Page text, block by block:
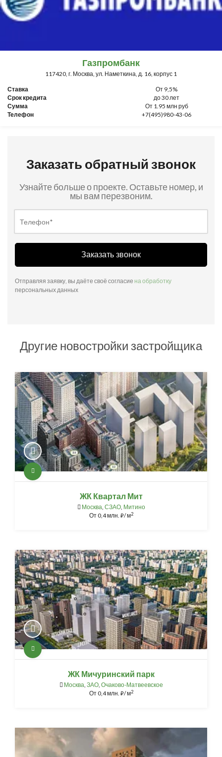
Газпромбанк
117420, г. Москва, ул. Наметкина, д. 16, корпус 1
Ставка
От 9,5%
Срок кредита
до 30 лет
Сумма
От 1.95 млн руб
Телефон
+7(495)980-43-06
Заказать обратный звонок
Узнайте больше о проекте. Оставьте номер, и
мы вам перезвоним.
Заказать звонок
Отправляя заявку, вы даёте своё согласие на обработку
персональных данных
Другие новостройки застройщика
ЖК Квартал Мит
Москва, СЗАО, Митино
От0,4 млн. ⃏/ м2
ЖК Мичуринский парк
Москва, ЗАО, Очаково-Матвеевское
От0,4 млн. ⃏/ м2